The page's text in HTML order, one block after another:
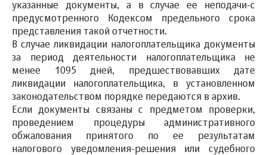
указанные документы, а в случае ее неподачи-с
предусмотренного Кодексом предельного срока
представления такой отчетности.
В случае ликвидации налогоплательщика документы
за период деятельности налогоплательщика не
менее 1095 дней, предшествовавших дате
ликвидации налогоплательщика, в установленном
законодательством порядке передаются в архив.
Если документы связаны с предметом проверки,
проведением процедуры административного
обжалования принятого по ее результатам
налогового уведомления-решения или судебного